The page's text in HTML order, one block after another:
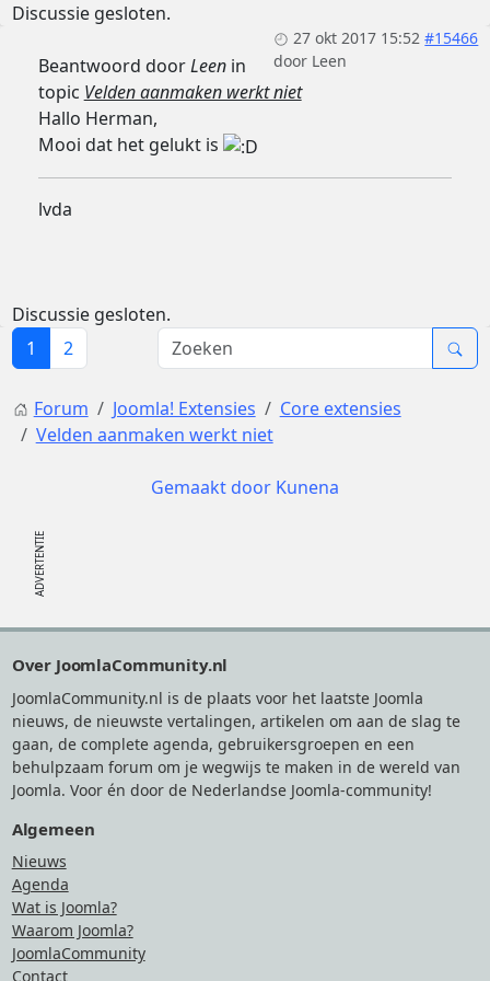
Discussie gesloten.
27 okt 2017 15:52 #15466
door Leen
Beantwoord doorLeenin
topic Velden aanmaken werkt niet
Hallo Herman,
Mooi dat het gelukt is
lvda
Discussie gesloten.
1
2
Forum Joomla! Extensies
Core extensies
Velden aanmaken werkt niet
Gemaakt door Kunena
Over JoomlaCommunity.nl
JoomlaCommunity.nl is de plaats voor het laatste Joomla
nieuws, de nieuwste vertalingen, artikelen om aan de slag te
gaan, de complete agenda, gebruikersgroepen en een
behulpzaam forum om je wegwijs te maken in de wereld van
Joomla. Voor én door de Nederlandse Joomla-community!
Algemeen
Nieuws
Agenda
Wat is Joomla?
Waarom Joomla?
JoomlaCommunity
Contact